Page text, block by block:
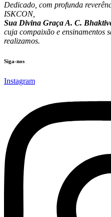
Dedicado, com profunda
ISKCON,
Sua Divina Graça A. C.
cuja compaixão e ensinamentos
realizamos.
Siga-nos
Instagram